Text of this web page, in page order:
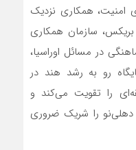
امنیت، همکاری نزدیک
بریکس، سازمان همکاری
هماهنگی در مسائل اوراسیا،
رو به رشد هند در
را تقویت می‌کند و
را شریک ضروری